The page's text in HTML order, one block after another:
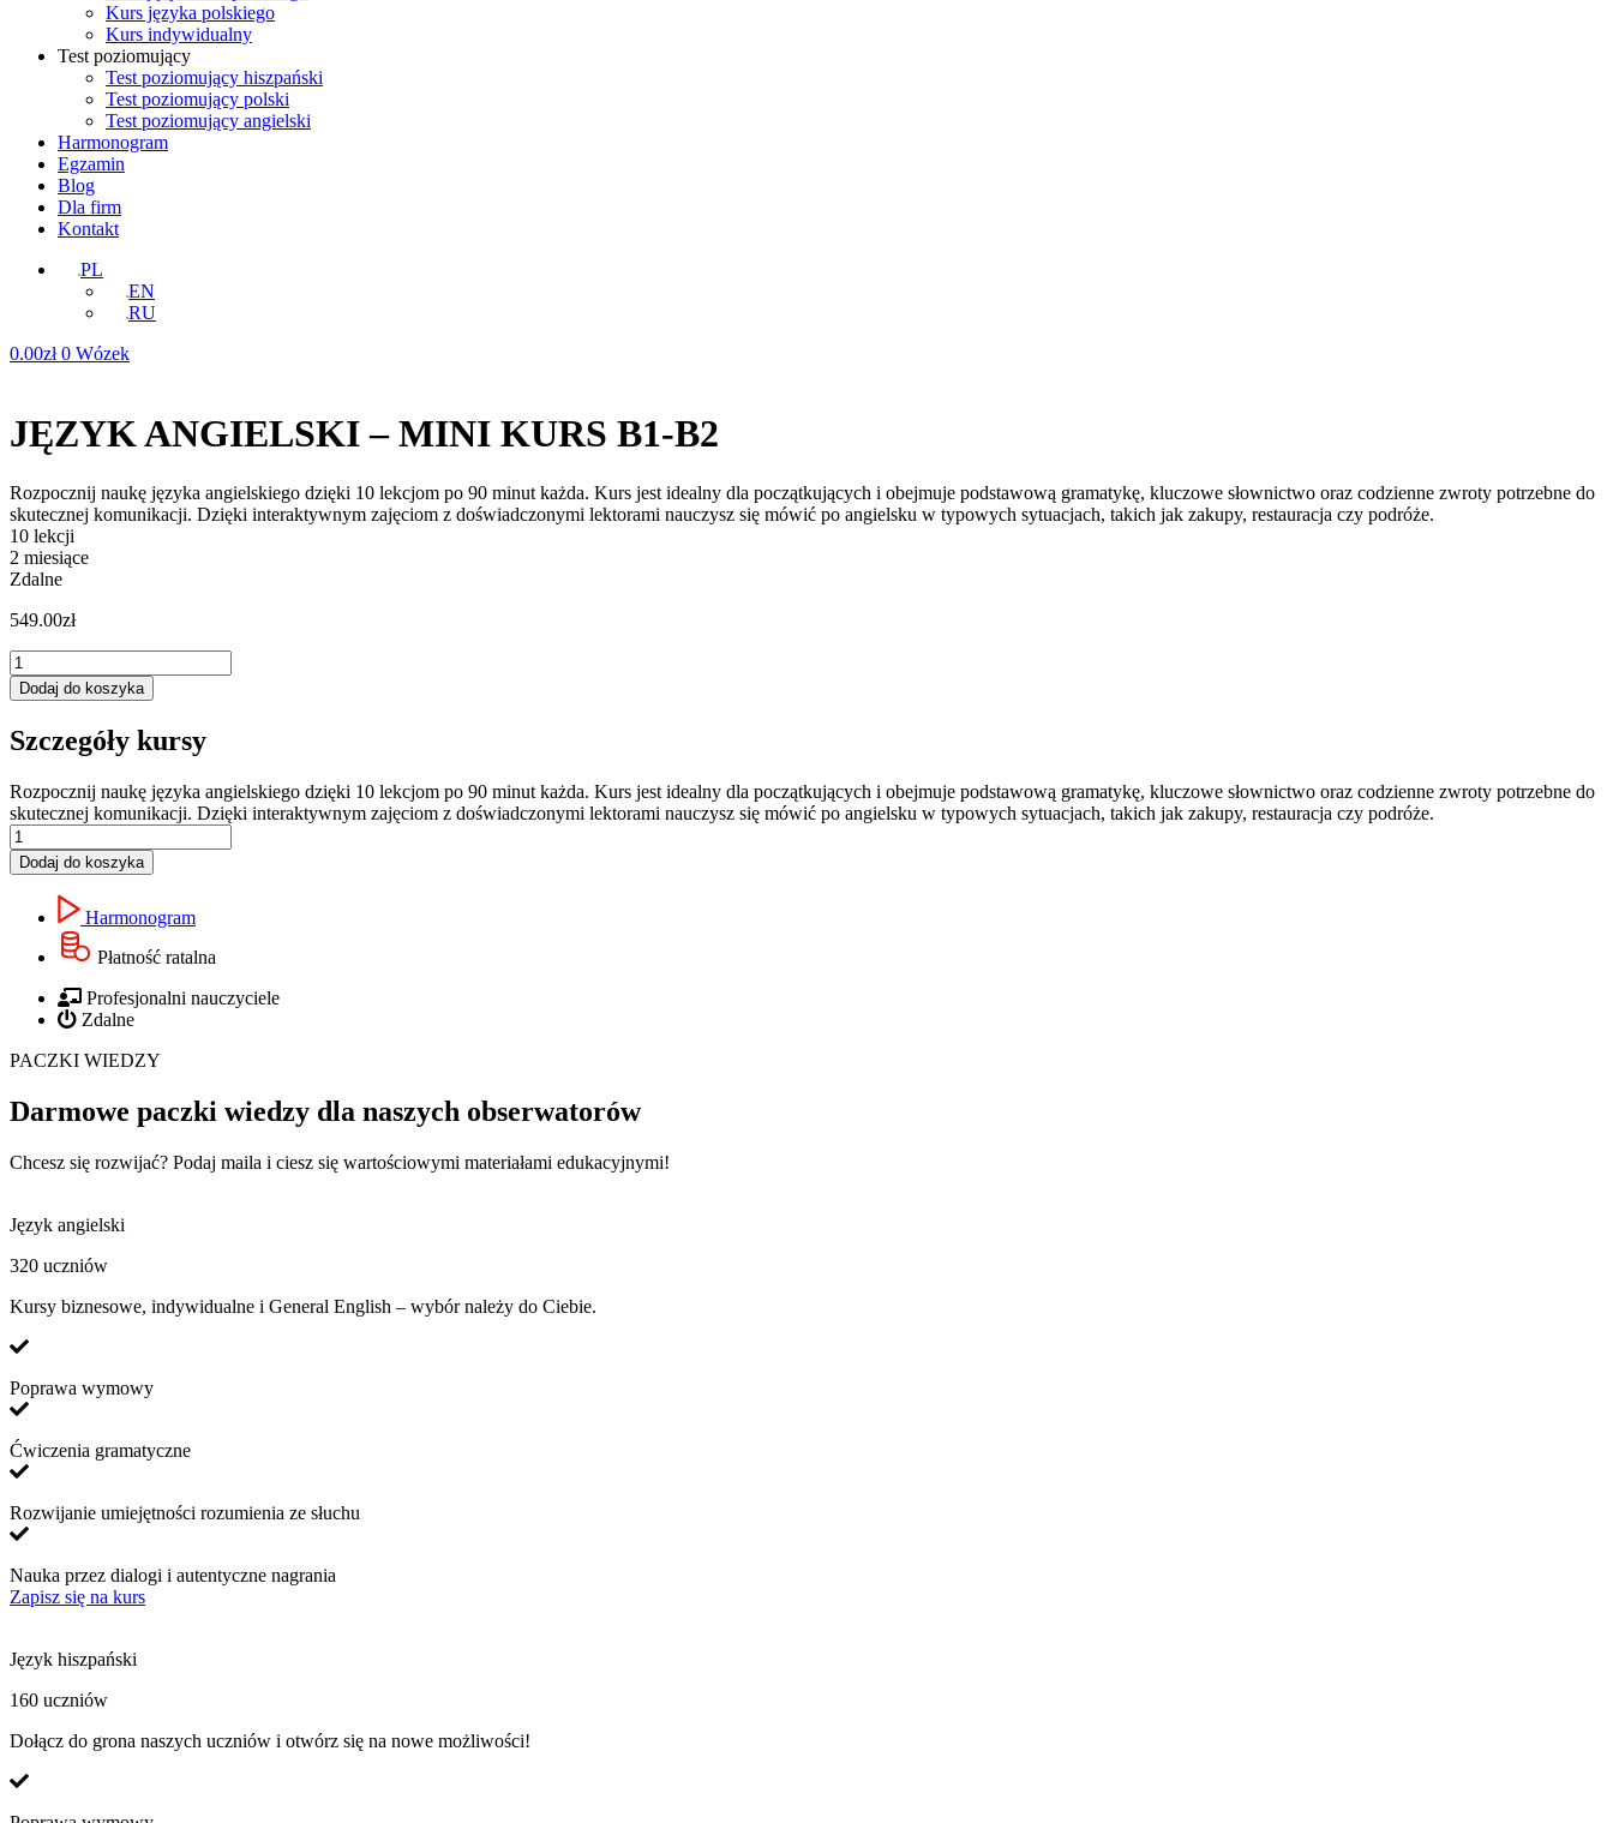
Kurs języka polskiego
Kurs indywidualny
Test poziomujący
Test poziomujący hiszpański
Test poziomujący polski
Test poziomujący angielski
Harmonogram
Egzamin
Blog
Dla firm
Kontakt
PL
EN
RU
0.00zł 0 Wózek
JĘZYK ANGIELSKI – MINI KURS B1-B2
Rozpocznij naukę języka angielskiego dzięki 10 lekcjom po 90 minut każda. Kurs jest idealny dla początkujących i obejmuje podstawową gramatykę, kluczowe słownictwo oraz codzienne zwroty potrzebne do
skutecznej komunikacji. Dzięki interaktywnym zajęciom z doświadczonymi lektorami nauczysz się mówić po angielsku w typowych sytuacjach, takich jak zakupy, restauracja czy podróże.
10 lekcji
2 miesiące
Zdalne
549.00zł
ilość
JĘZYK
ANGIELSKI
MINI
B1-
B2
Dodaj do koszyka
Szczegóły kursy
Rozpocznij naukę języka angielskiego dzięki 10 lekcjom po 90 minut każda. Kurs jest idealny dla początkujących i obejmuje podstawową gramatykę, kluczowe słownictwo oraz codzienne zwroty potrzebne do
skutecznej komunikacji. Dzięki interaktywnym zajęciom z doświadczonymi lektorami nauczysz się mówić po angielsku w typowych sytuacjach, takich jak zakupy, restauracja czy podróże.
ilość
JĘZYK
ANGIELSKI
MINI
Dodaj do koszyka
Harmonogram
Płatność ratalna
Profesjonalni nauczyciele
Zdalne
PACZKI WIEDZY
Darmowe paczki wiedzy dla naszych obserwatorów
Chcesz się rozwijać? Podaj maila i ciesz się wartościowymi materiałami edukacyjnymi!
Język angielski
320 uczniów
Kursy biznesowe, indywidualne i General English – wybór należy do Ciebie.
Poprawa wymowy
Ćwiczenia gramatyczne
Rozwijanie umiejętności rozumienia ze słuchu
Nauka przez dialogi i autentyczne nagrania
Zapisz się na kurs
Język hiszpański
160 uczniów
Dołącz do grona naszych uczniów i otwórz się na nowe możliwości!